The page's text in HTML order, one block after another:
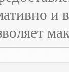
и